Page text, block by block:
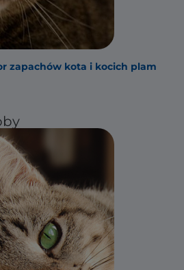
zapachów kota i kocich plam